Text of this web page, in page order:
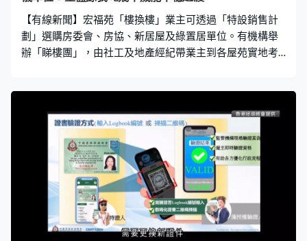
【有線新聞】宏福苑「樓換樓」業主可透過「特設銷售計
劃」選購房委會、房協、新居屋及綠置居單位。有機構舉
辦「睇樓團」，由社工及地產經紀帶業主到各屋苑實地考
拍下現場環境。宏福苑業主陳先生：「看着它興建，它的
建築模式是一整排樓宇，沒有風景。就算很心儀也未必能
選擇，政府要按步驟，也要抽籤。希望體諒我們幾十歲
了，順順利利、平穩過渡，少許心儀當然最好。」 宏福苑
業主陳先生：「靠近太子道，太吵了。看哪裡合心意，但
未看到合心意的。（為什麼天氣這麼熱也出來看）沒辦
法，我們無家可歸，四千多人無家可歸。」 盛緻苑及房協
粉嶺項目預計第四季入伙，其他項目預計最快明年第三季